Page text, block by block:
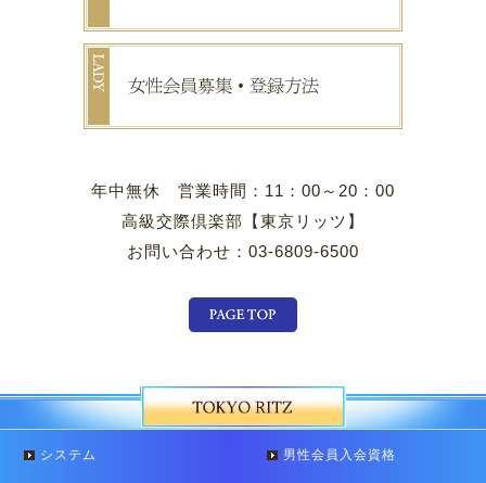
年中無休 営業時間：11：00～20：00
高級交際倶楽部【東京リッツ】
お問い合わせ：03-6809-6500
システム 男性会員入会資格